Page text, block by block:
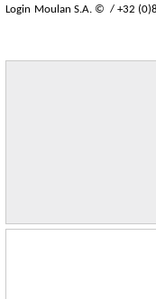
Login Moulan S.A. © / +32